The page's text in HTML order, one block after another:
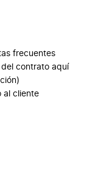
frecuentes
del contrato aquí
al cliente